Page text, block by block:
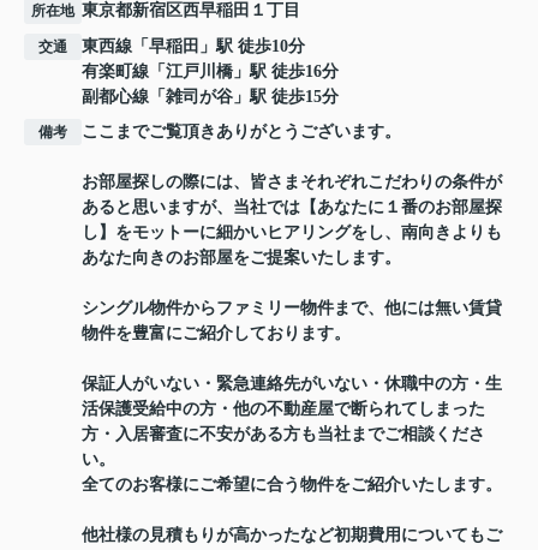
所在地 東京都新宿区西早稲田 １丁目
交通 東西線 「 早稲田 」駅 徒歩10分
有楽町線 「 江戸川橋 」駅 徒歩16分
副都心線 「 雑司が谷 」駅 徒歩15分
備考 ここまでご覧頂きありがとうございます。
お部屋探しの際には、皆さまそれぞれこだわりの条件が
あると思いますが、当社では【あなたに１番のお部屋探
し】をモットーに細かいヒアリングをし、南向きよりも
あなた向きのお部屋をご提案いたします。
シングル物件からファミリー物件まで、他には無い賃貸
物件を豊富にご紹介しております。
保証人がいない・緊急連絡先がいない・休職中の方・生
活保護受給中の方・他の不動産屋で断られてしまった
方・入居審査に不安がある方も当社までご相談くださ
い。
全てのお客様にご希望に合う物件をご紹介いたします。
他社様の見積もりが高かったなど初期費用についてもご